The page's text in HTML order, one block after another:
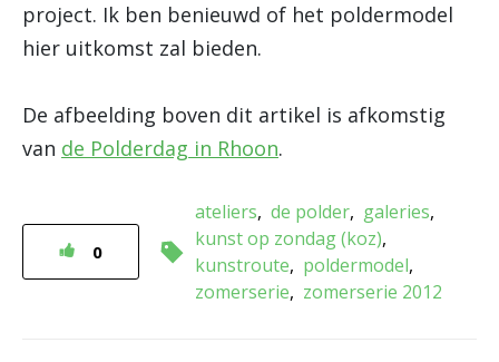
project. Ik ben benieuwd of het poldermodel
hier uitkomst zal bieden.
De afbeelding boven dit artikel is afkomstig
van de Polderdag in Rhoon.
0
ateliers de polder galeries
kunst op zondag (koz)
kunstroute
poldermodel
zomerserie
zomerserie 2012